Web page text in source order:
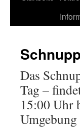
Das
Tag –
15:00 Uhr
Umgebung